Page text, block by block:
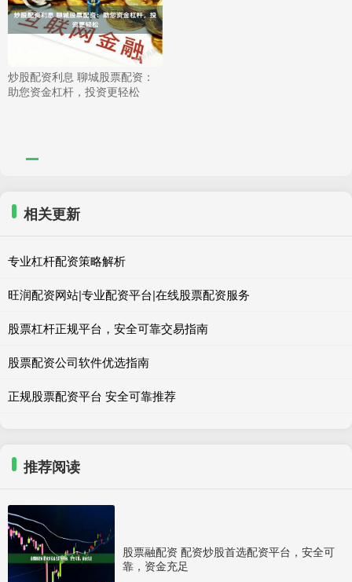
炒股配资利息 聊城股票配资：
助您资金杠杆，投资更轻松
相关更新
专业杠杆配资策略解析
旺润配资网站|专业配资平台|在线股票配资服务
股票杠杆正规平台，安全可靠交易指南
股票配资公司软件优选指南
正规股票配资平台 安全可靠推荐
推荐阅读
股票融配资 配资炒股首选配资平台，安全可
靠，资金充足